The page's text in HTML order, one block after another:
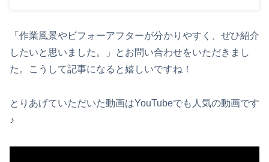
「作業風景やビフォーアフターが分かりやすく、 ぜひ紹介
したいと思いました。」とお問い合わせをいただきまし
た。こうして記事になると嬉しいですね！
とりあげていただいた動画はYouTubeでも人気の動画です
♪